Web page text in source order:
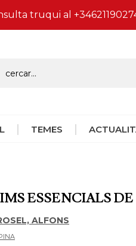
truqui al
TEMES
ESSENCIALS
ALFONS